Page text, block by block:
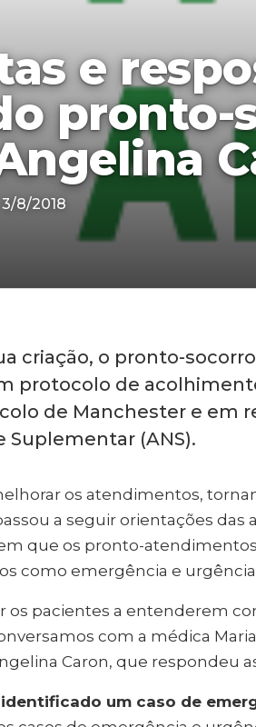
e
pronto-
8/2018
criação, o pronto-
protocolo de
de Manchester e em
Suplementar (ANS).
os atendimentos,
a seguir orientações das
que os pronto-
como emergência e
os pacientes a entenderem
com a médica
Caron, que respondeu
identificado um caso de